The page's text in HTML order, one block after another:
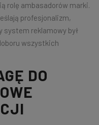
rolę ambasadorów marki.
profesjonalizm,
reklamowy był
wszystkich
DO